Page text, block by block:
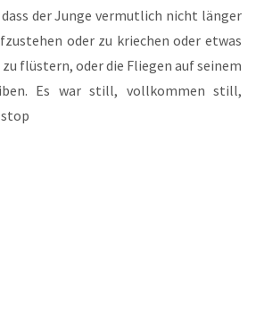
der Jun­ge ver­mut­lich nicht län­ger
oder zu krie­chen oder etwas
flüs­tern, oder die Flie­gen auf sei­nem
Es war still, voll­kom­men still,